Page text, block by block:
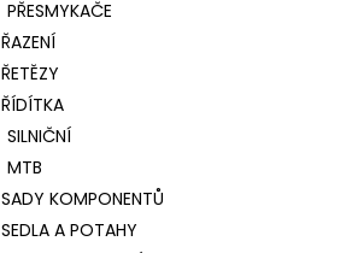
PŘESMYKAČE
ŘAZENÍ
ŘETĚZY
ŘÍDÍTKA
SILNIČNÍ
MTB
SADY KOMPONENTŮ
SEDLA A POTAHY